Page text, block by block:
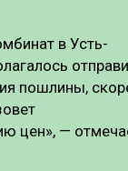
в Усть-
пошлины,
цен», —